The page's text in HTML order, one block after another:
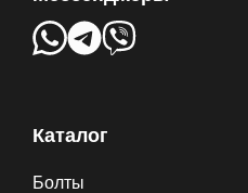
Каталог
Болты